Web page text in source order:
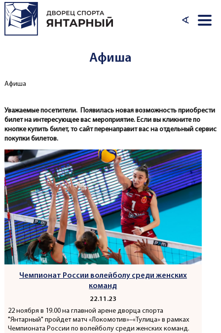
Перейти к основному содержанию
∢
Афиша
Вы здесь
Афиша
Уважаемые посетители. Появилась новая возможность приобрести
билет на интересующее вас мероприятие. Если вы кликните по
кнопке купить билет, то сайт перенаправит вас на отдельный сервис
покупки билетов.
Чемпионат России волейболу среди женских
команд
22.11.23
22 ноября в 19.00 на главной арене дворца спорта
"Янтарный" пройдет матч «Локомотив»–«Тулица» в рамках
Чемпионата России по волейболу среди женских команд.